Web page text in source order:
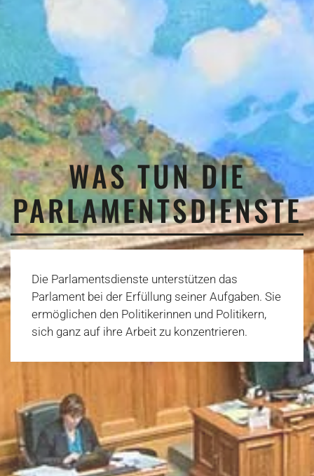
WAS TUN DIE
PARLAMENTSDIENSTE
Die Parlamentsdienste unterstützen das
Parlament bei der Erfüllung seiner Aufgaben. Sie
ermöglichen den Politikerinnen und Politikern,
sich ganz auf ihre Arbeit zu konzentrieren.